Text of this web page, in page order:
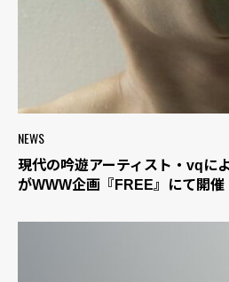
NEWS
現代の吟遊アーティスト・vqに
がWWW企画『FREE』にて開催